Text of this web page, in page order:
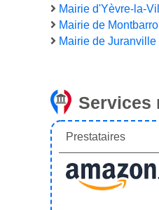
Mairie d'Yèvre-la-
Mairie de
Mairie de Juranville
Services
Prestataires